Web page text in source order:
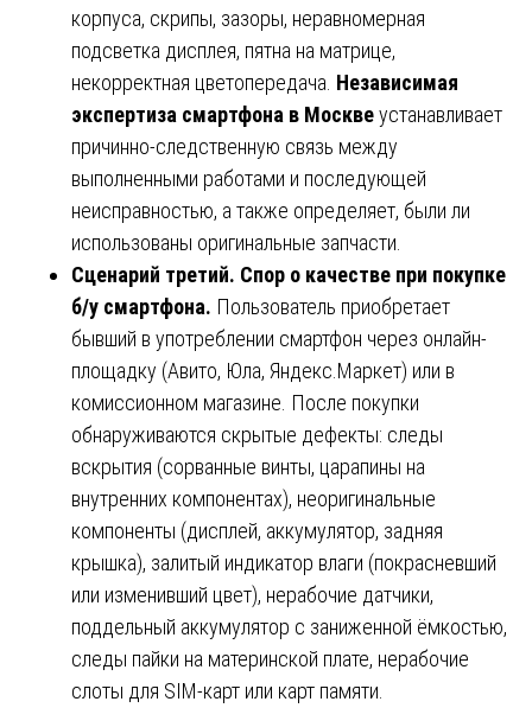
корпуса, скрипы, зазоры, неравномерная
подсветка дисплея, пятна на матрице,
некорректная цветопередача. Независимая
экспертиза смартфона в Москвеустанавливает
причинно-следственную связь между
выполненными работами и последующей
неисправностью, а также определяет, были ли
использованы оригинальные запчасти.
Сценарий третий. Спор о качестве при покупке
б/у смартфона. Пользователь приобретает
бывший в употреблении смартфон через онлайн-
площадку (Авито, Юла, Яндекс.Маркет) или в
комиссионном магазине. После покупки
обнаруживаются скрытые дефекты: следы
вскрытия (сорванные винты, царапины на
внутренних компонентах), неоригинальные
компоненты (дисплей, аккумулятор, задняя
крышка), залитый индикатор влаги (покрасневший
или изменивший цвет), нерабочие датчики,
поддельный аккумулятор с заниженной ёмкостью,
следы пайки на материнской плате, нерабочие
слоты для SIM-карт или карт памяти.